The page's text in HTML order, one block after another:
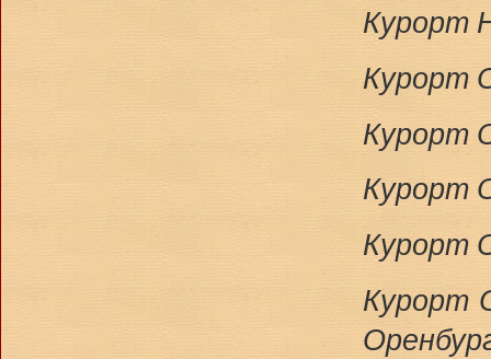
Курорт
Курорт
Курорт
Курорт
Курорт
Курорт